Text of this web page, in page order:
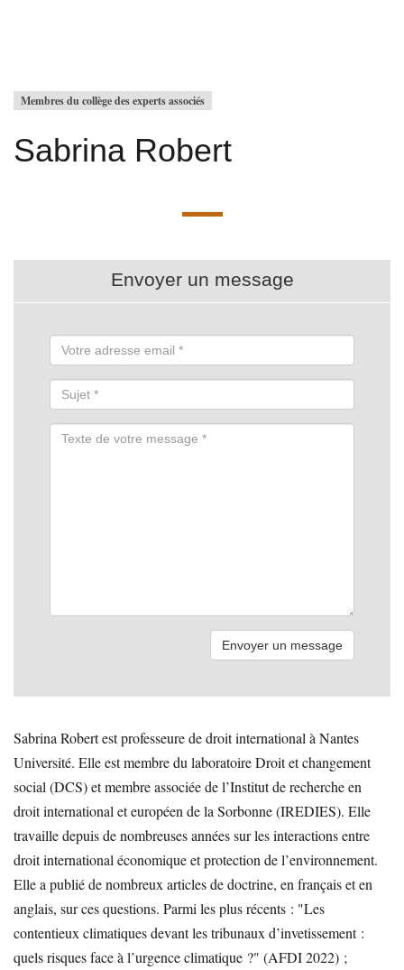
Membres du collège des experts associés
Sabrina Robert
Envoyer un message
Sabrina Robert est professeure de droit international à Nantes
Université. Elle est membre du laboratoire Droit et changement
social (DCS) et membre associée de l’Institut de recherche en
droit international et européen de la Sorbonne (IREDIES). Elle
travaille depuis de nombreuses années sur les interactions entre
droit international économique et protection de l’environnement.
Elle a publié de nombreux articles de doctrine, en français et en
anglais, sur ces questions. Parmi les plus récents : "Les
contentieux climatiques devant les tribunaux d’invetissement :
quels risques face à l’urgence climatique ?" (AFDI 2022) ;